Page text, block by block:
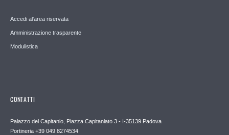
Accedi al'area riservata
Amministrazione trasparente
Modulistica
CONTATTI
Palazzo del Capitanio, Piazza Capitaniato 3 - I-35139 Padova
Portineria +39 049 8274534